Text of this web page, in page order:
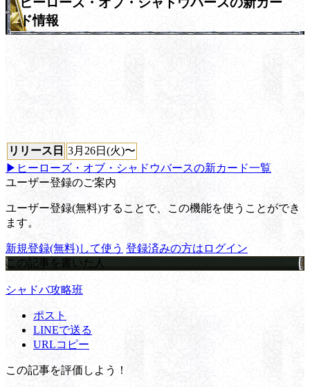
ド情報
リリース日 3月26日(火)〜
▶ヒーローズ・オブ・シャドウバースの新カード一覧
ユーザー登録のご案内
ユーザー登録(無料)することで、この機能を使うことができ
ます。
新規登録(無料)して使う 登録済みの方はログイン
この記事を書いた人
シャドバ攻略班
ポスト
LINEで送る
URLコピー
この記事を評価しよう！